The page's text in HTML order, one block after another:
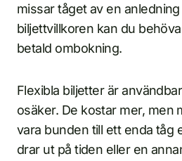
missar tåget av en
biljettvillkoren kan du
betald ombokning.
Flexibla biljetter är
osäker. De kostar mer, men
vara bunden till ett enda tåg
drar ut på tiden eller en